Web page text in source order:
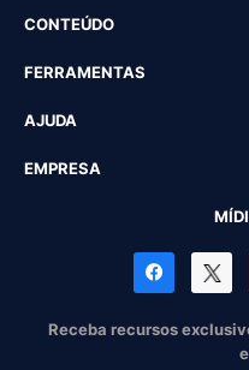
CONTEÚDO
FERRAMENTAS
AJUDA
EMPRESA
Receba recursos